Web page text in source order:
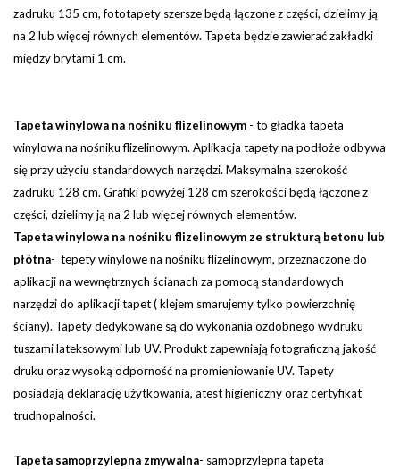
zadruku 135 cm, fototapety szersze będą łączone z części, dzielimy ją
na 2 lub więcej równych elementów. Tapeta będzie zawierać zakładki
między brytami 1 cm.
Tapeta winylowa na nośniku flizelinowym - to gładka tapeta
winylowa na nośniku flizelinowym. Aplikacja tapety na podłoże odbywa
się przy użyciu standardowych narzędzi.Maksymalna szerokość
zadruku 128 cm. Grafiki powyżej 128 cm szerokości będą łączone z
części, dzielimy ją na 2 lub więcej równych elementów.
Tapeta winylowa na nośniku flizelinowym ze strukturą betonu lub
płótna- tepety winylowe na nośniku flizelinowym, przeznaczone do
aplikacji na wewnętrznych ścianach za pomocą standardowych
narzędzi do aplikacji tapet ( klejem smarujemy tylko powierzchnię
ściany). Tapety dedykowane są do wykonania ozdobnego wydruku
tuszami lateksowymi lub UV. Produkt zapewniają fotograficzną jakość
druku oraz wysoką odporność na promieniowanie UV. Tapety
posiadają deklarację użytkowania, atest higieniczny oraz certyfikat
trudnopalności.
Tapeta samoprzylepna zmywalna- samoprzylepna tapeta